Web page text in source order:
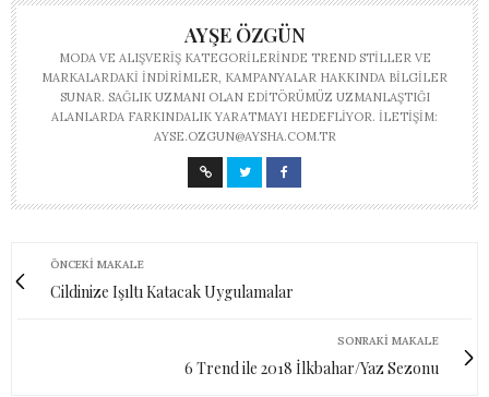
AYŞE ÖZGÜN
MODA VE ALIŞVERIŞ KATEGORILERINDE TREND STILLER VE
MARKALARDAKI INDIRIMLER, KAMPANYALAR HAKKINDA BILGILER
SUNAR. SAĞLIK UZMANI OLAN EDITÖRÜMÜZ UZMANLAŞTIĞI
ALANLARDA FARKINDALIK YARATMAYI HEDEFLIYOR. İLETIŞIM:
AYSE.OZGUN@AYSHA.COM.TR
ÖNCEKI MAKALE
Cildinize Işıltı Katacak Uygulamalar
SONRAKI MAKALE
6 Trend ile 2018 İlkbahar/Yaz Sezonu